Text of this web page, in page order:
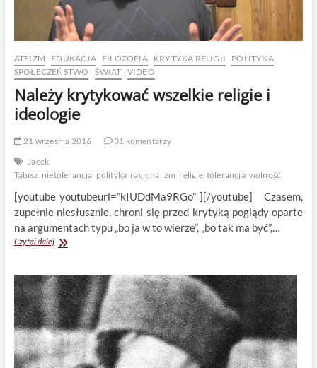
ATEIZM EDUKACJA FILOZOFIA KRYTYKA RELIGII
POLITYKA
SPOŁECZEŃSTWO
ŚWIAT VIDEO
Należy krytykować wszelkie religie i
ideologie
21 września 2016
31 komentarzy
Jacek
Tabisz nietolerancja polityka racjonalizm religie tolerancja wolność
[youtube youtubeurl=”kIUDdMa9RGo” ][/youtube] Czasem,
zupełnie niesłusznie, chroni się przed krytyką poglądy oparte
na argumentach typu „bo ja w to wierze”, „bo tak ma być”,…
Czytaj dalejNależy
religie
i
ideologie